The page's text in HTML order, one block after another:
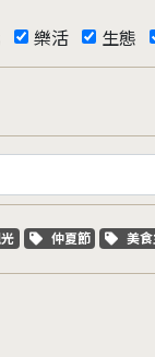
樂活 生態
籤 關鍵字標籤
仲夏節 關
美